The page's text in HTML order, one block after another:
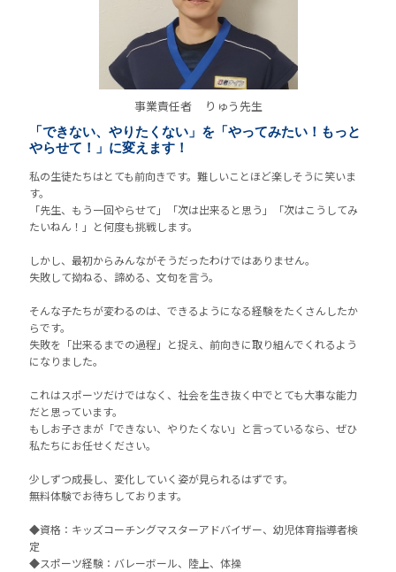
事業責任者 りゅう先生
「できない、やりたくない」を「やってみたい！もっと
やらせて！」に変えます！
私の生徒たちはとても前向きです。難しいことほど楽しそうに笑いま
す。
「先生、もう一回やらせて」「次は出来ると思う」「次はこうしてみ
たいねん！」と何度も挑戦します。
しかし、最初からみんながそうだったわけではありません。
失敗して拗ねる、諦める、文句を言う。
そんな子たちが変わるのは、できるようになる経験をたくさんしたか
らです。
失敗を「出来るまでの過程」と捉え、前向きに取り組んでくれるよう
になりました。
これはスポーツだけではなく、社会を生き抜く中でとても大事な能力
だと思っています。
もしお子さまが「できない、やりたくない」と言っているなら、ぜひ
私たちにお任せください。
少しずつ成長し、変化していく姿が見られるはずです。
無料体験でお待ちしております。
◆資格：キッズコーチングマスターアドバイザー、幼児体育指導者検
定
◆スポーツ経験：バレーボール、陸上、体操